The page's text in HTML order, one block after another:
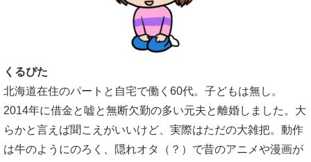
くるぴた
北海道在住のパートと自宅で働く60代。子どもは無し。
2014年に借金と嘘と無断欠勤の多い元夫と離婚しました。大
らかと言えば聞こえがいいけど、実際はただの大雑把。動作
は牛のようにのろく、隠れオタ（？）で昔のアニメや漫画が